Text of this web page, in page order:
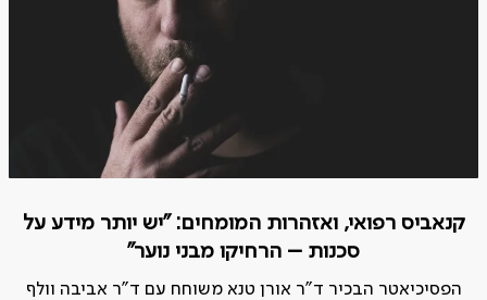
קנאביס רפואי, ואזהרות המומחים: "יש יותר מידע על
סכנות – הרחיקו מבני נוער"
הפסיכיאטר הבכיר ד"ר אורן טנא משוחח עם ד"ר אביבה וולף